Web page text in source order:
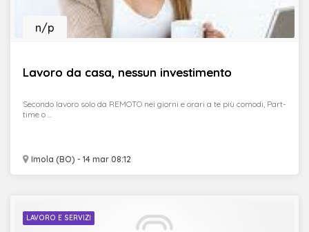
Lavoro da casa, nessun investimento
Imola (BO) - 14 mar 08:12
n/p
Secondo lavoro solo da REMOTO nei giorni e orari a te più comodi, Part-
time o ...
LAVORO E SERVIZI